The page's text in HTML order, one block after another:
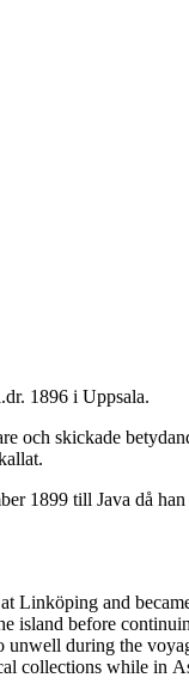
1896 i Uppsala.
1899 till Java då
and
island before
during the
collections while in